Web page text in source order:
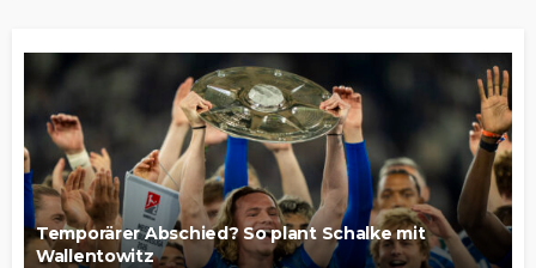
Temporärer Abschied? So plant Schalke mit
Wallentowitz